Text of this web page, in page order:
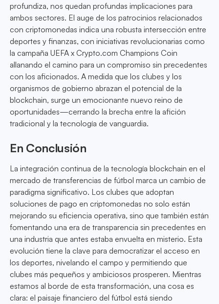
profundiza, nos quedan profundas implicaciones para
ambos sectores. El auge de los patrocinios relacionados
con criptomonedas indica una robusta intersección entre
deportes y finanzas, con iniciativas revolucionarias como
la campaña UEFA x Crypto.com Champions Coin
allanando el camino para un compromiso sin precedentes
con los aficionados. A medida que los clubes y los
organismos de gobierno abrazan el potencial de la
blockchain, surge un emocionante nuevo reino de
oportunidades—cerrando la brecha entre la afición
tradicional y la tecnología de vanguardia.
En Conclusión
La integración continua de la tecnología blockchain en el
mercado de transferencias de fútbol marca un cambio de
paradigma significativo. Los clubes que adoptan
soluciones de pago en criptomonedas no solo están
mejorando su eficiencia operativa, sino que también están
fomentando una era de transparencia sin precedentes en
una industria que antes estaba envuelta en misterio. Esta
evolución tiene la clave para democratizar el acceso en
los deportes, nivelando el campo y permitiendo que
clubes más pequeños y ambiciosos prosperen. Mientras
estamos al borde de esta transformación, una cosa es
clara: el paisaje financiero del fútbol está siendo